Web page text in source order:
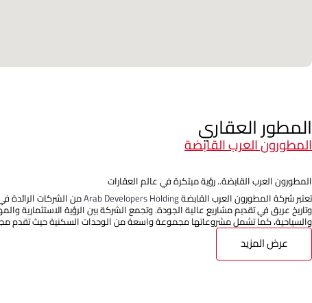
المطور العقاري
المطورون العرب القابضة
المطورون العرب القابضة.. رؤية مبتكرة في عالم العقارات
تعتبر شركة المطورون العرب القابضةArab Developers Holdingمن الشركات الرائدة
وتاريخ عريق في تقديم مشاريع عالية الجودة. وتجمع الشركة بين الرؤية الاستثمارية
والسياحية، كما تشمل مشروعاتها مجموعة واسعة من الوحدات السكنية حيث تقدم
عرض المزيد